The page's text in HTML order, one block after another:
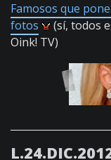
Famosos que
fotos
(sí, todos
Oink! TV)